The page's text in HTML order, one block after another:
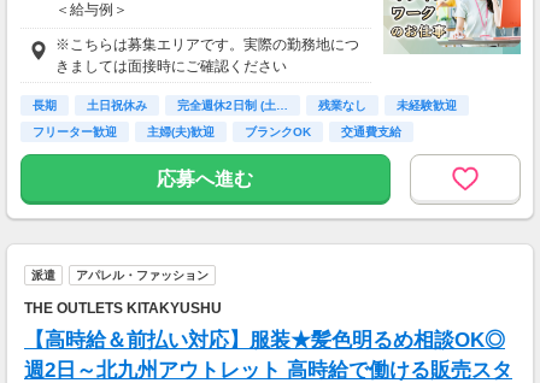
＜給与例＞
時給1,300円×1日8時間×月21日
＝月収218,400円
※こちらは募集エリアです。実際の勤務地につ
きましては面接時にご確認ください
長期 土日祝休み 完全週休2日制 (土… 残業なし
未経験歓迎
フリーター歓迎
主婦(夫)歓迎 ブランクOK 交通費支給
応募へ進む
派遣 アパレル・ファッション
THE OUTLETS KITAKYUSHU
【高時給＆前払い対応】服装★髪色明るめ相談OK◎
週2日～北九州アウトレット 高時給で働ける販売スタ